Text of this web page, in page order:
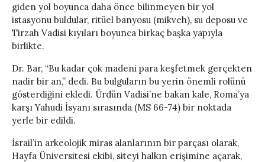
giden yol boyunca daha önce bilinmeyen bir yol
istasyonu buldular, ritüel banyosu (mikveh), su deposu ve
Tirzah Vadisi kıyıları boyunca birkaç başka yapıyla
birlikte.
Dr. Bar, “Bu kadar çok madeni para keşfetmek gerçekten
nadir bir an,” dedi. Bu bulguların bu yerin önemli rolünü
gösterdiğini ekledi. Ürdün Vadisi’ne bakan kale, Roma’ya
karşı Yahudi İsyanı sırasında (MS 66-74) bir noktada
yerle bir edildi.
İsrail’in arkeolojik miras alanlarının bir parçası olarak,
Hayfa Üniversitesi ekibi, siteyi halkın erişimine açarak,